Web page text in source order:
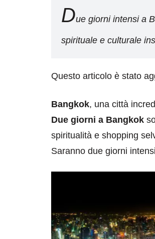
Due giorni intensi a
spirituale e culturale
Questo articolo è stato
Bangkok, una città
Due giorni a Bangkok
spiritualità e shopping
Saranno due giorni